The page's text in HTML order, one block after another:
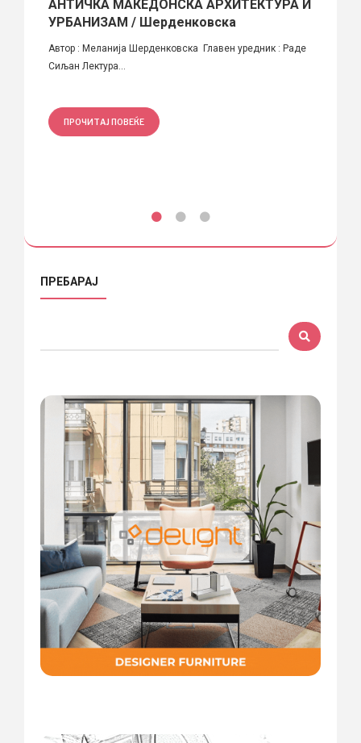
АНТИЧКА МАКЕДОНСКА АРХИТЕКТУРА И
УРБАНИЗАМ / Шерденковска
Автор : Меланија Шерденковска Главен уредник : Раде
Сиљан Лектура...
ПРОЧИТАЈ ПОВЕЌЕ
ПРЕБАРАЈ